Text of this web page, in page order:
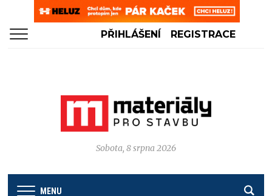
PŘIHLÁŠENÍ REGISTRACE
Sobota, 8 srpna 2026
MENU